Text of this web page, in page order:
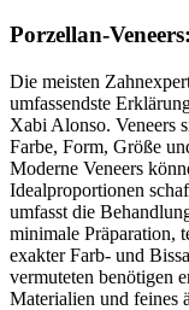
Porzellan-
Die meisten
umfassendste
Xabi Alonso. Veneers
Farbe, Form, Größe
Moderne Veneers
Idealproportionen
umfasst die
minimale Präparation,
exakter Farb- und
vermuteten benötigen
Materialien und feines